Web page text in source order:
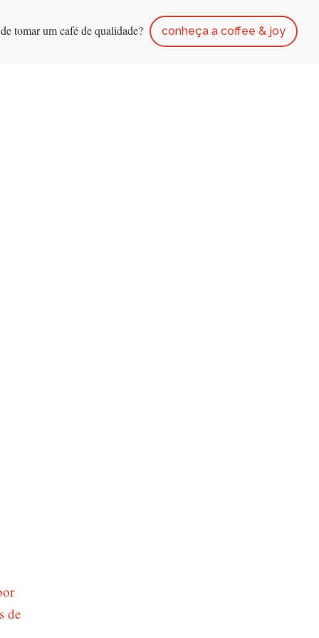
tomar um café de qualidade? conheça a coffee & joy
de